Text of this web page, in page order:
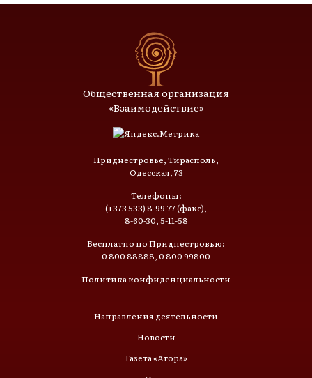
Общественная организация
«Взаимодействие»
Приднестровье, Тирасполь,
Одесская, 73
Телефоны:
(+373 533) 8-99-77 (факс),
8-60-30, 5-11-58
Бесплатно по Приднестровью:
0 800 88888, 0 800 99800
Политика конфиденциальности
Направления деятельности
Новости
Газета «Агора»